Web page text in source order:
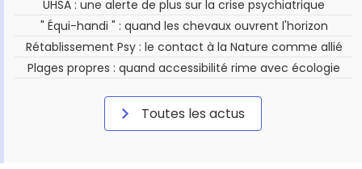
UHSA : une alerte de plus sur la crise psychiatrique
" Équi-handi " : quand les chevaux ouvrent l'horizon
Rétablissement Psy : le contact à la Nature comme allié
Plages propres : quand accessibilité rime avec écologie
Toutes les actus